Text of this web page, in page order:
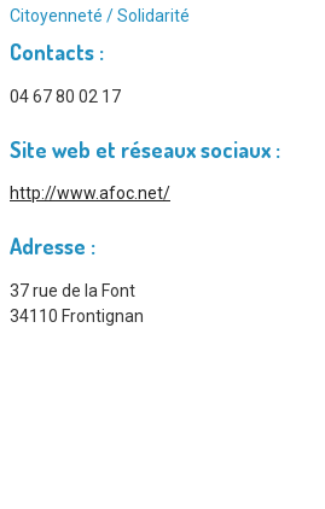
Type
d'association
:
Citoyenneté / Solidarité
Contacts :
04 67 80 02 17
Site web et réseaux sociaux :
http://www.afoc.net/
Adresse :
37 rue de la Font
34110 Frontignan